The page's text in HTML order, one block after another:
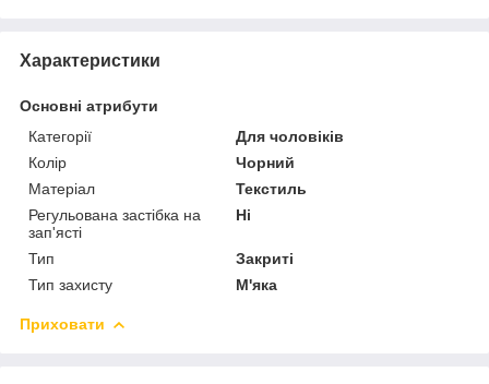
Характеристики
Основні атрибути
Категорії
Для чоловіків
Колір
Чорний
Матеріал
Текстиль
Регульована застібка на
зап'ясті
Ні
Тип
Закриті
Тип захисту
М'яка
Приховати